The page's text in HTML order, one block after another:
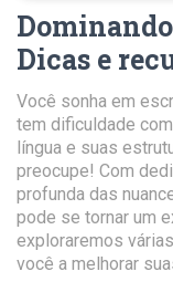
Dicas e
Você sonha em
tem dificuldade
língua e suas
preocupe! Com
profunda das
pode se tornar um
exploraremos
você a melhorar